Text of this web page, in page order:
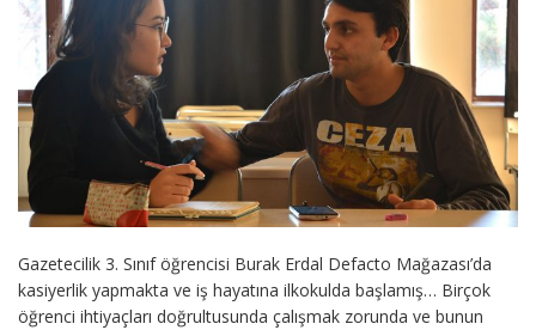
Gazetecilik 3. Sınıf öğrencisi Burak Erdal Defacto Mağazası’da
kasiyerlik yapmakta ve iş hayatına ilkokulda başlamış… Birçok
öğrenci ihtiyaçları doğrultusunda çalışmak zorunda ve bunun